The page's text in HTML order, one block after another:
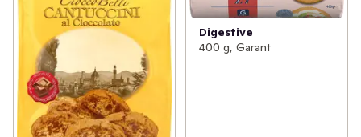
Digestive
400 g, Garant